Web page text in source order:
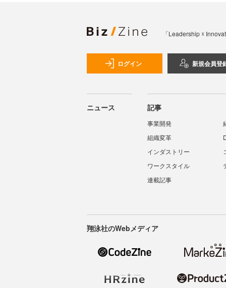
「Leadership ☓
ログイン 新規会員登
ニュース 記事
事業開発
組織変革
インダストリー
ワークスタイル
連載記事
翔泳社のWebメディア